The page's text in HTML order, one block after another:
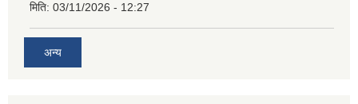
मिति: 03/11/2026 - 12:27
अन्य